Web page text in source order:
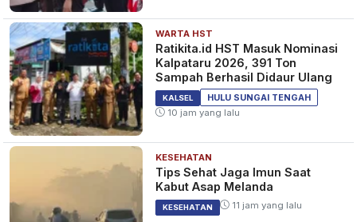
WARTA HST
Ratikita.id HST Masuk Nominasi
Kalpataru 2026, 391 Ton
Sampah Berhasil Didaur Ulang
KALSEL
HULU SUNGAI TENGAH
10 jam yang lalu
KESEHATAN
Tips Sehat Jaga Imun Saat
Kabut Asap Melanda
KESEHATAN 11 jam yang lalu